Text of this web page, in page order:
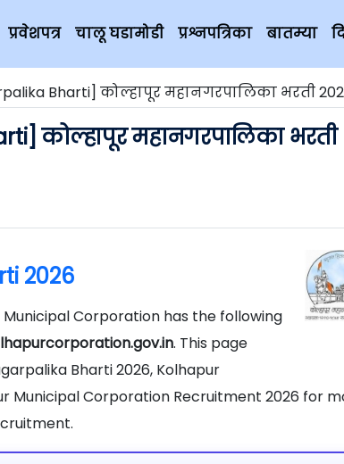
प्रवेशपत्र चालू घडामोडी प्रश्नपत्रिका बातम्या
Bharti] कोल्हापूर महानगरपालिका भरती
कोल्हापूर महानगरपालिका भरती
2026
Municipal Corporation has the following
. This page
Bharti 2026, Kolhapur
Municipal Corporation Recruitment 2026 for